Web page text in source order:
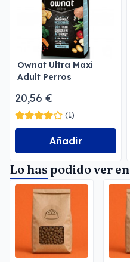
Ownat Ultra Maxi
Adult Perros
20,56 €
(1)
Añadir
Lo has podido ver en